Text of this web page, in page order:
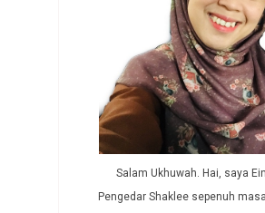
Salam Ukhuwah. Hai, saya
Pengedar Shaklee sepenuh